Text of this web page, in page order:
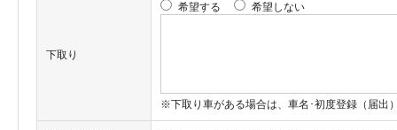
下取り
希望する 希望しない
※下取り車がある場合は、車名･初度登録（届出